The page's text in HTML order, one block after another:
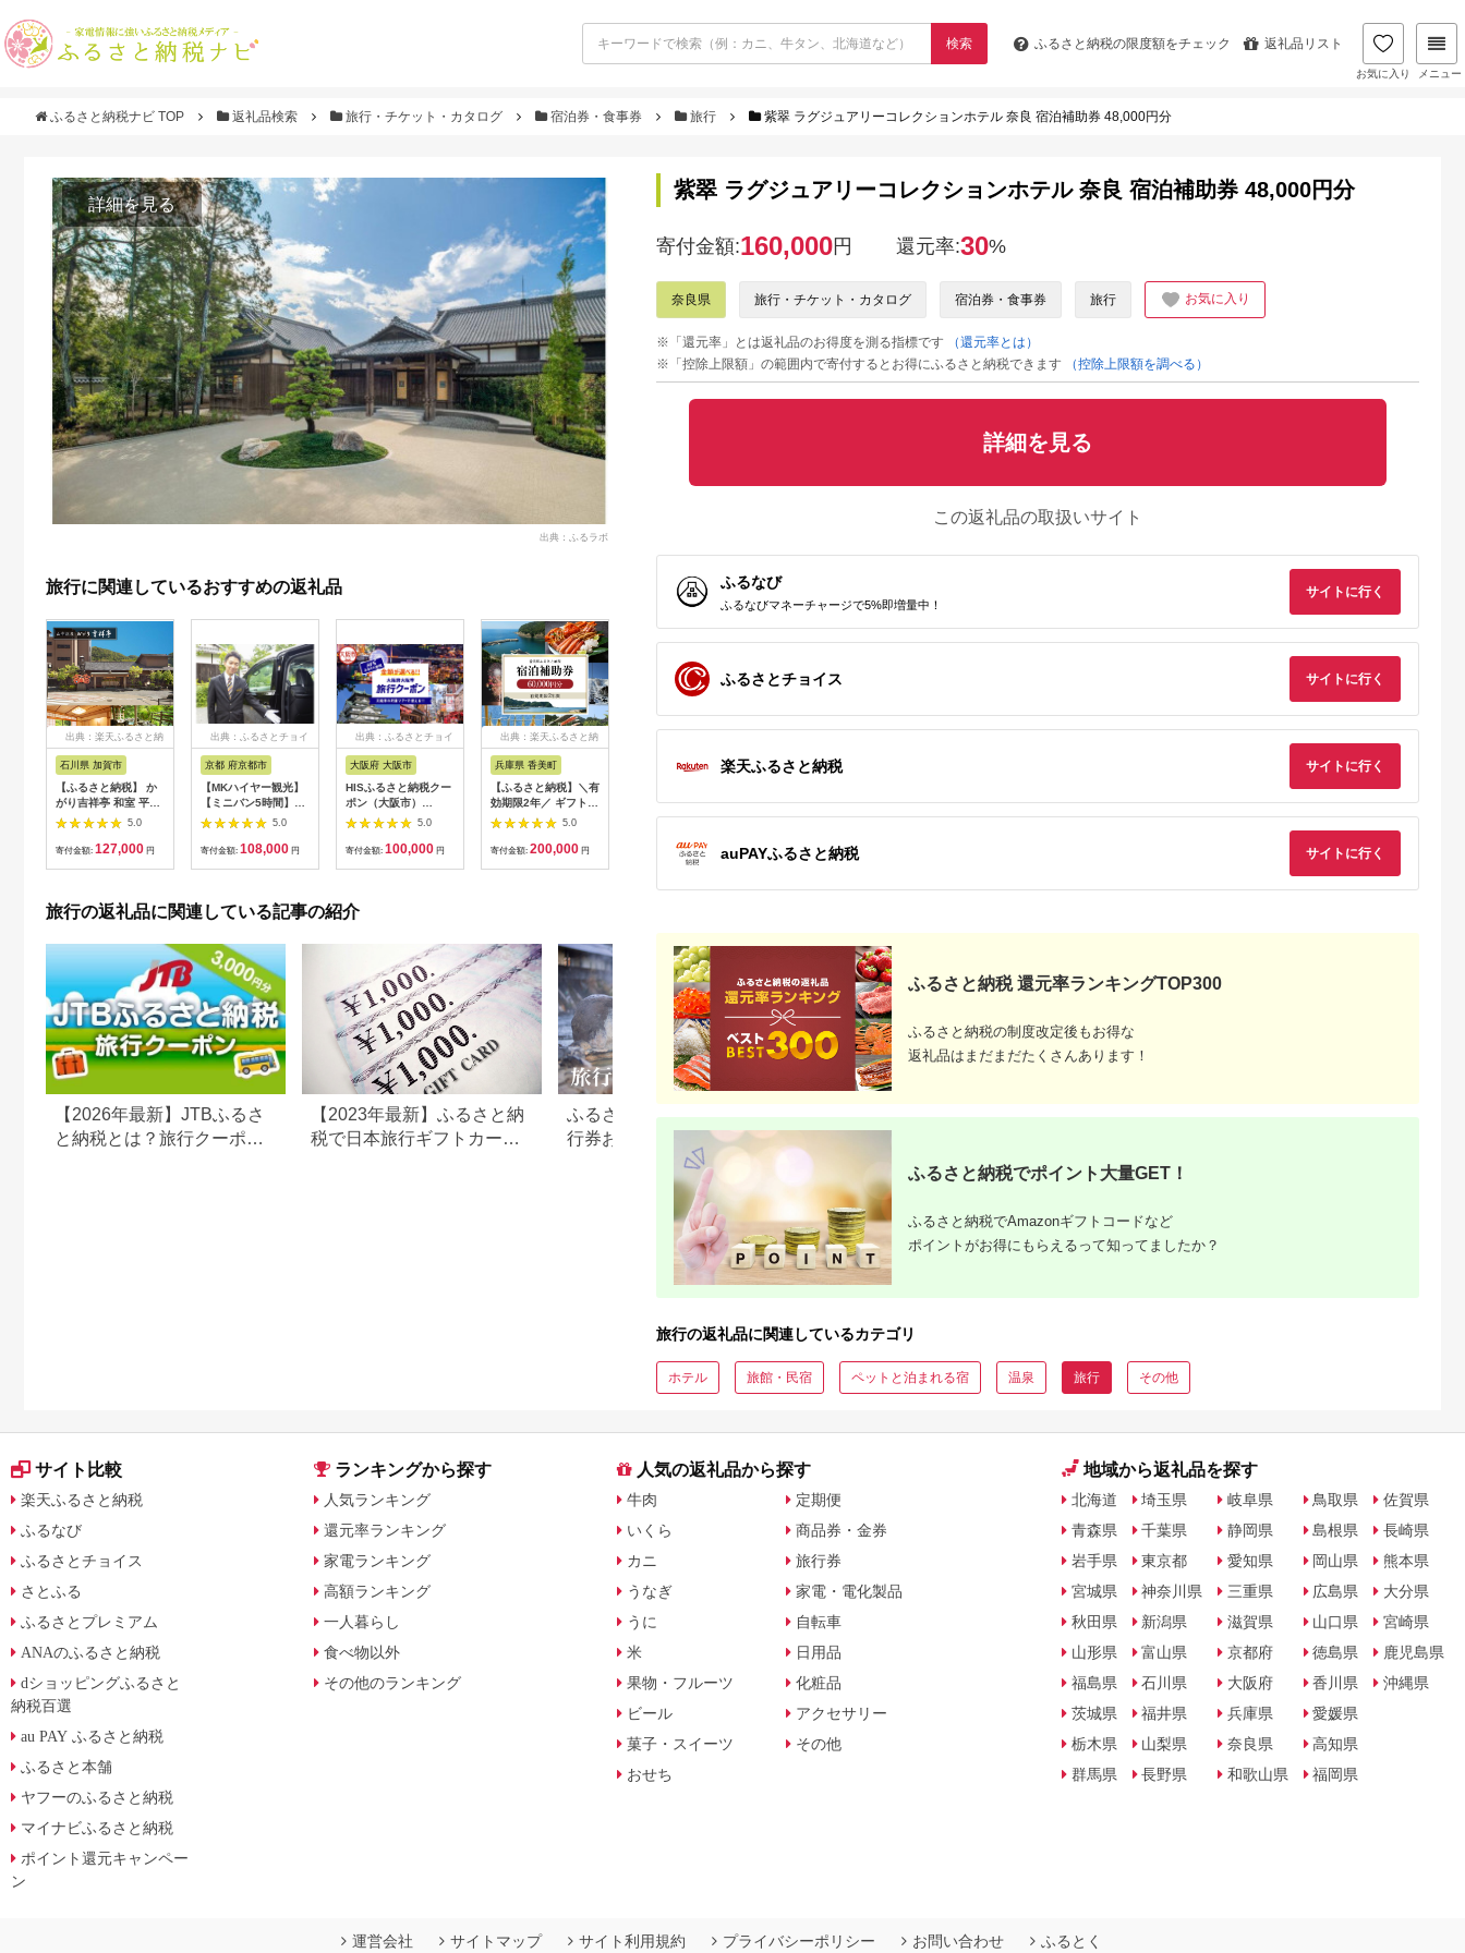
検索 ふるさと納税の限度額をチェック 返礼品リスト
お気に入り メニュー
ふるさと納税ナビ TOP 返礼品検索 旅行・チケット・カタログ 宿泊券・食事券 旅行 紫翠 ラグジュアリーコレクションホテル 奈良 宿泊補助券 48,000円分
詳細を見る
出典：ふるラボ
旅行に関連しているおすすめの返礼品
出典：楽天ふるさと納
石川県 加賀市
【ふるさと納税】 か
がり吉祥亭 和室 平日
限定 ペア宿泊券 1泊2
食付 2名 ペア 食事付
温泉 宿泊券 旅行 トラ
5.0
寄付金額: 127,000 円
出典：ふるさとチョイ
京都 府京都市
【MKハイヤー観光】
【ミニバン5時間】ド
ライバーとめぐるとっ
ておきの京都観光（3
／21-6／20・10／1-
5.0
寄付金額: 108,000 円
出典：ふるさとチョイ
大阪府 大阪市
HISふるさと納税クー
ポン（大阪市）
30,000円分_OS039-
5.0
寄付金額: 100,000 円
出典：楽天ふるさと納
兵庫県 香美町
【ふるさと納税】＼有
効期限2年／ ギフトに
も使える 宿泊補助券
60,000円分 宿泊助成
券 宿泊券 旅 トラベル
プレゼント 贈答 母の
日 25-09
5.0
寄付金額: 200,000 円
栃木県 日光市
り日光感謝券【商品券
1万5千円分】｜旅行
券 旅行 観光 温泉 旅
館 ホテル カフェ レジ
チケット 日光市
50,000 円
三重県 多気町
ンランショップ・ジャ
パンが監修したはじめ
HACIENDA VISON ハ
シェンダ ヴィソン マ
ケット ホテル宿泊券
寄付金額:300,000
たらコレ！ ひがしい
ず 満喫 宿泊 補助
宿泊クーポン券 3,000
円分 あしずり温泉郷
県 土佐清水市
【ふるさと納税】【糸
満市】しろくまツアー
で利用可能なWEB旅
行クーポン(6万円分）
円
群馬県 桐生市
桐生カントリークラ
使えるゴルフ利用券
(4,000円相当)
寄付金額:
旅行の返礼品に関連している記事の紹介
【2026年最新】JTBふるさ
と納税とは？旅行クーポン
【2023年最新】ふるさと納
税で日本旅行ギフトカード
ふるさと納税でもらえる旅
行券おすすめランキング
【2026年最新版】還元率・
旅行会社別で徹底比較
【2026年最新】ふるさと納
｜旅行券・食事券・商品券
を比較
紫翠 ラグジュアリーコレクションホテル 奈良 宿泊補助券 48,000円分
寄付金額:160,000円 還元率:30%
奈良県 旅行・チケット・カタログ 宿泊券・食事券 旅行 お気に入り
※「還元率」とは返礼品のお得度を測る指標です
（還元率とは）
※「控除上限額」の範囲内で寄付するとお得にふるさと納税できます
（控除上限額を調べる）
詳細を見る
この返礼品の取扱いサイト
ふるなび
ふるなびマネーチャージで5%即増量中！
サイトに行く
ふるさとチョイス サイトに行く
楽天ふるさと納税 サイトに行く
auPAYふるさと納税 サイトに行く
ふるさと納税 還元率ランキングTOP300
ふるさと納税の制度改定後もお得な
返礼品はまだまだたくさんあります！
ふるさと納税でポイント大量GET！
ふるさと納税でAmazonギフトコードなど
ポイントがお得にもらえるって知ってましたか？
旅行の返礼品に関連しているカテゴリ
ホテル 旅館・民宿 ペットと泊まれる宿 温泉 旅行 その他
サイト比較
楽天ふるさと納税
ふるなび
ふるさとチョイス
さとふる
ふるさとプレミアム
ANAのふるさと納税
dショッピングふるさと
納税百選
au PAY ふるさと納税
ふるさと本舗
ヤフーのふるさと納税
マイナビふるさと納税
ポイント還元キャンペー
ン
ランキングから探す
人気ランキング
還元率ランキング
家電ランキング
高額ランキング
一人暮らし
食べ物以外
その他のランキング
人気の返礼品から探す
牛肉
いくら
カニ
うなぎ
うに
米
果物・フルーツ
ビール
菓子・スイーツ
おせち
定期便
商品券・金券
旅行券
家電・電化製品
自転車
日用品
化粧品
アクセサリー
その他
地域から返礼品を探す
北海道
青森県
岩手県
宮城県
秋田県
山形県
福島県
茨城県
栃木県
群馬県
埼玉県
千葉県
東京都
神奈川県
新潟県
富山県
石川県
福井県
山梨県
長野県
岐阜県
静岡県
愛知県
三重県
滋賀県
京都府
大阪府
兵庫県
奈良県
和歌山県
鳥取県
島根県
岡山県
広島県
山口県
徳島県
香川県
愛媛県
高知県
福岡県
佐賀県
長崎県
熊本県
大分県
宮崎県
鹿児島県
沖縄県
運営会社 サイトマップ サイト利用規約 プライバシーポリシー お問い合わせ ふるとく